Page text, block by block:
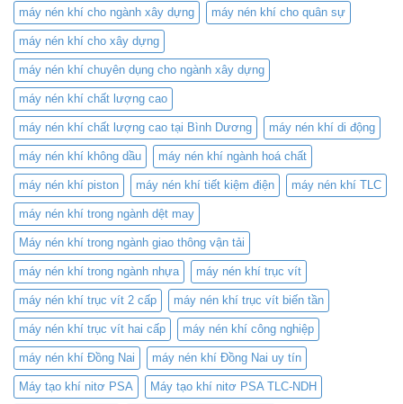
Hiệu
Suất
máy nén khí cho ngành xây dựng máy nén khí cho quân sự
máy nén khí cho xây dựng
máy nén khí chuyên dụng cho ngành xây dựng
máy nén khí chất lượng cao
máy nén khí chất lượng cao tại Bình Dương máy nén khí di động
máy nén khí không dầu máy nén khí ngành hoá chất
máy nén khí piston máy nén khí tiết kiệm điện máy nén khí TLC
máy nén khí trong ngành dệt may
Máy nén khí trong ngành giao thông vận tải
máy nén khí trong ngành nhựa máy nén khí trục vít
máy nén khí trục vít 2 cấp máy nén khí trục vít biến tần
máy nén khí trục vít hai cấp máy nén khí công nghiệp
máy nén khí Đồng Nai máy nén khí Đồng Nai uy tín
Máy tạo khí nitơ PSA Máy tạo khí nitơ PSA TLC-NDH